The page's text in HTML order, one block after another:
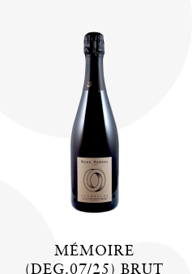
MÉMOIRE
(DEG.07/25) BRUT